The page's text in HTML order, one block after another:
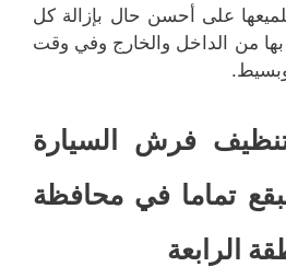
على أحسن حال بإزالة كل
بها من الداخل والخارج وفي وقت
فرش السيارة
تماما في محافظة
الرابعة